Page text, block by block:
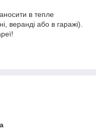
в тепле
веранді або в гаражі).